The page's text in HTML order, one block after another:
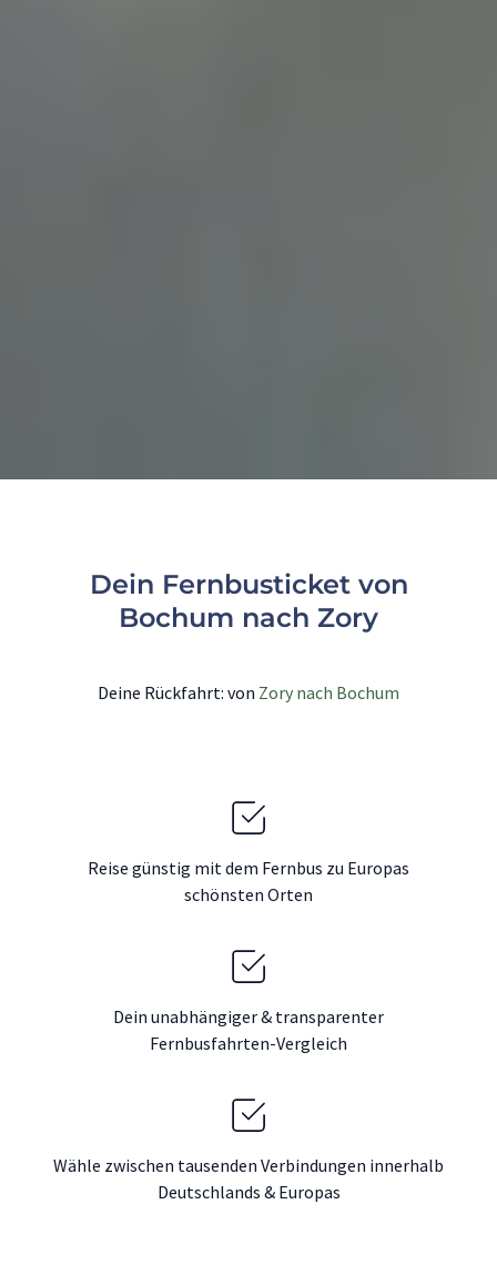
Dein Fernbusticket von
Bochum nach Zory
Deine Rückfahrt: von Zory nach Bochum
Reise günstig mit dem Fernbus zu Europas
schönsten Orten
Dein unabhängiger & transparenter
Fernbusfahrten-Vergleich
Wähle zwischen tausenden Verbindungen innerhalb
Deutschlands & Europas